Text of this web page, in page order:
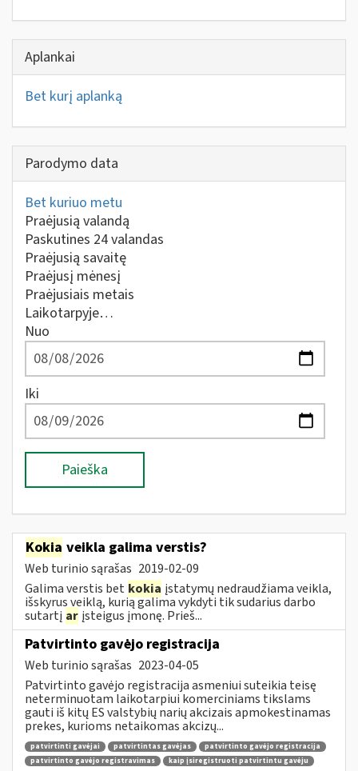
Aplankai
Bet kurį aplanką
Parodymo data
Bet kuriuo metu
Praėjusią valandą
Paskutines 24 valandas
Praėjusią savaitę
Praėjusį mėnesį
Praėjusiais metais
Laikotarpyje…
Nuo
Iki
Paieška
Kokia veikla galima verstis?
Web turinio sąrašas 2019-02-09
Galima verstis bet kokia įstatymų nedraudžiama veikla,
išskyrus veiklą, kurią galima vykdyti tik sudarius darbo
sutartį ar įsteigus įmonę. Prieš...
Patvirtinto gavėjo registracija
Web turinio sąrašas 2023-04-05
Patvirtinto gavėjo registracija asmeniui suteikia teisę
neterminuotam laikotarpiui komerciniams tikslams
gauti iš kitų ES valstybių narių akcizais apmokestinamas
prekes, kurioms netaikomas akcizų...
patvirtinti gavėjai patvirtintas gavėjas
patvirtinto gavėjo registracija
patvirtinto gavėjo registravimas
kaip įsiregistruoti patvirtintu gavėju